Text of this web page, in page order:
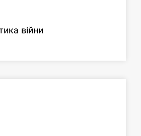
війни